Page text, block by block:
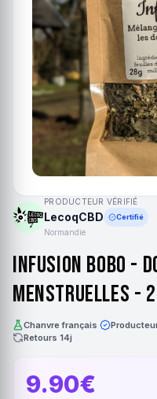
PRODUCTEUR VÉRIFIÉ
LecoqCBD Certifié
Normandie
Infusion BOBO -
menstruelles -
Chanvre français
Retours 14j
9.90€